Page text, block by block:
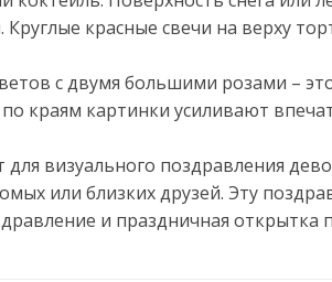
красные свечи на верху
с двумя большими розами –
краям картинки усиливают
визуального поздравления
или близких друзей. Эту
и праздничная открытка